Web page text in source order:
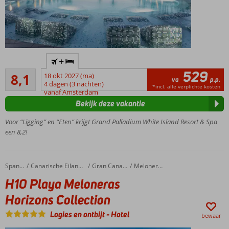
populair op
de
Nederlandse
markt
luxe
uitstraling
buitenzwembaden
het
zandstrand
op
3 à-la-carte
restaurants
8,1Zeer goed
17
beoordelingen
+
18 okt 2027 (ma)
4 dagen (3 nachten)
vanaf Amsterdam
va 529 p.p.
*incl. alle verplichte kosten
Voor “Ligging” en “Eten” krijgt Grand Palladium White Island Resort & Spa
een 8,2!
Bekijk deze vakantie
Home Spanje Canarische Eilanden Gran Canaria Meloneras
H10 Playa Meloneras Horizons Collection
H10 Playa Meloneras
Horizons Collection
Logies en ontbijt-Hotel bewaar